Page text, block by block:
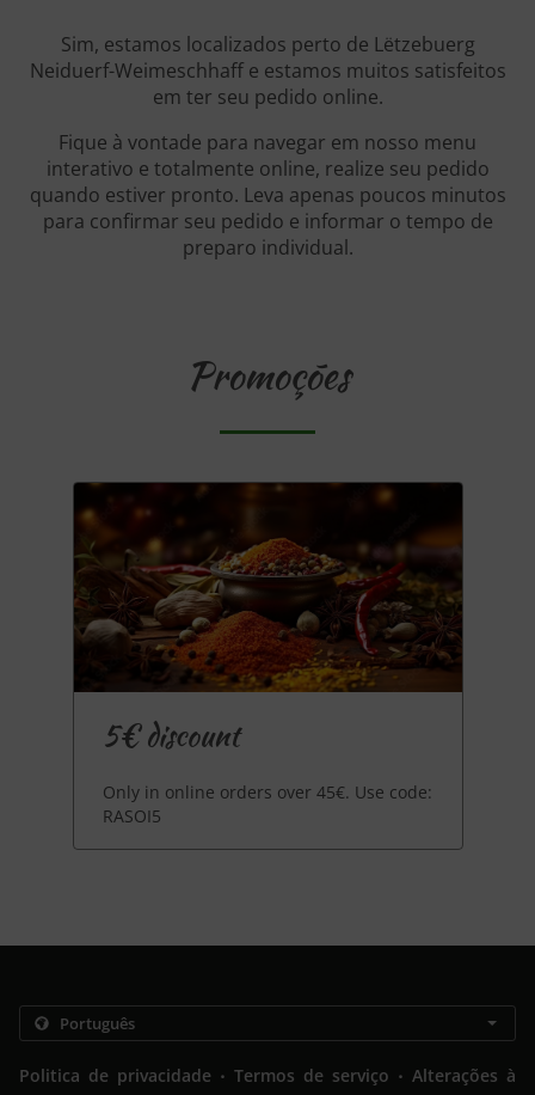
Sim, estamos localizados perto de Lëtzebuerg
Neiduerf-Weimeschhaff e estamos muitos satisfeitos
em ter seu pedido online.
Fique à vontade para navegar em nosso menu
interativo e totalmente online, realize seu pedido
quando estiver pronto. Leva apenas poucos minutos
para confirmar seu pedido e informar o tempo de
preparo individual.
Promoções
5€ discount
Only in online orders over 45€. Use code:
RASOI5
Politica de privacidade . Termos de serviço . Alterações à